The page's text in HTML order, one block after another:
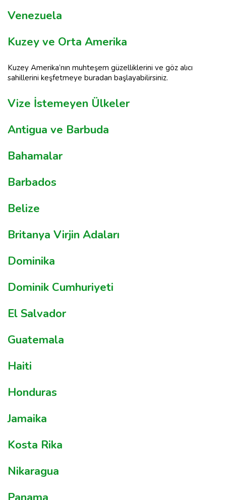
Venezuela
Kuzey ve Orta Amerika
Kuzey Amerika’nın muhteşem güzelliklerini ve göz alıcı
sahillerini keşfetmeye buradan başlayabilirsiniz.
Vize İstemeyen Ülkeler
Antigua ve Barbuda
Bahamalar
Barbados
Belize
Britanya Virjin Adaları
Dominika
Dominik Cumhuriyeti
El Salvador
Guatemala
Haiti
Honduras
Jamaika
Kosta Rika
Nikaragua